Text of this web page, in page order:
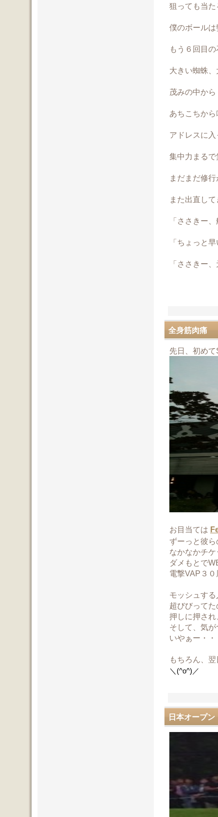
狙っても当
僕のボール
もう６回目
大きい蜘蛛
茂みの中か
あちこちか
アドレスに
集中力まるで
まだまだ修
また出直し
「ささきー
「ちょっと
「ささきー
全身筋肉痛
先日、初め
お目当ては
ずーっと彼
なかなかチ
ダメもとで
電撃VAP３
モッシュす
超びびって
押しに押さ
そして、気
いやぁー・
もちろん、
＼(^o^)／
日本オープン